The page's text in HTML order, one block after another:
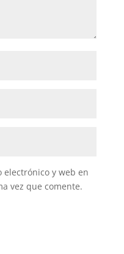
electrónico y web en
vez que comente.